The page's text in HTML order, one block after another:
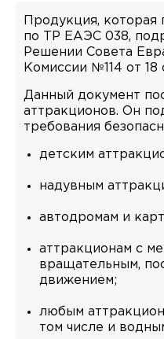
Продукция,
по ТР ЕАЭС 038,
Решении Совета
Комиссии №114 от 18
Данный документ
аттракционов. Он
требования
детским
надувным
автодромам и
аттракционам с
вращательным,
движением;
любым
том числе и